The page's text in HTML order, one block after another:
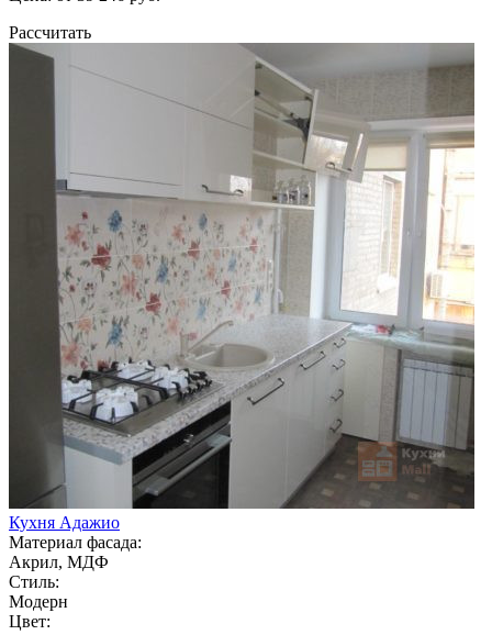
Рассчитать
Кухня Адажио
Материал фасада:
Акрил, МДФ
Стиль:
Модерн
Цвет: